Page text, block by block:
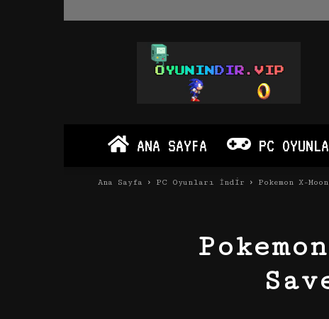
Oyun
İndir
PC
Android
ANA SAYFA PC
Ana Sayfa PC Oyunları İndir Pokemon X-